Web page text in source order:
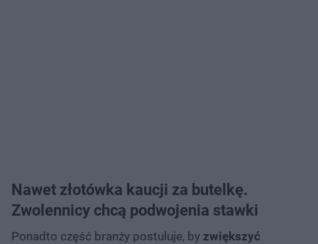
Nawet złotówka kaucji za butelkę.
Zwolennicy chcą podwojenia stawki
Ponadto część branży postuluje, by zwiększyć